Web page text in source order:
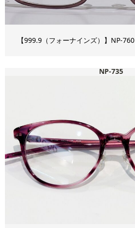
【999.9（フォーナインズ）】NP-760
NP-735